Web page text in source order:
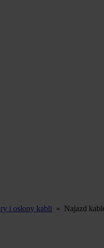
i osłony kabli » Najazd